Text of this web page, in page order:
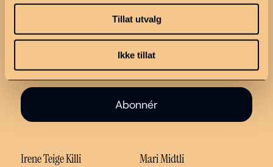
Tillat utvalg
Ikke tillat
Abonnér
Irene Teige Killi
Mari Midtli